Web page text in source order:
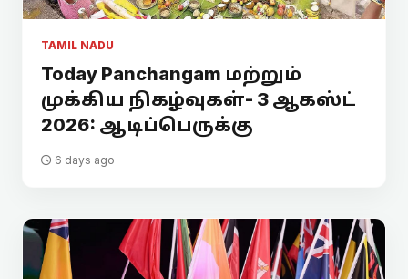
TAMIL NADU
Today Panchangam மற்றும்
முக்கிய நிகழ்வுகள்- 3 ஆகஸ்ட்
2026: ஆடிப்பெருக்கு
6 days ago